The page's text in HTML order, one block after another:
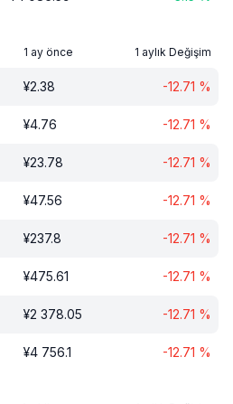
1 ay önce 1 aylık Değişim
¥2.38 -12.71 %
¥4.76 -12.71 %
¥23.78 -12.71 %
¥47.56 -12.71 %
¥237.8 -12.71 %
¥475.61 -12.71 %
¥2 378.05 -12.71 %
¥4 756.1 -12.71 %